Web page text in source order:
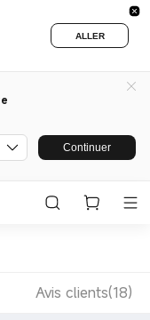
ALLER
Continuer
Avis clients(18)